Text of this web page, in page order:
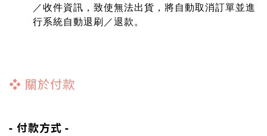
／收件資訊，致使無法出貨，將自動取消訂單並進
行系統自動退刷／退款。
❖ 關於付款
- 付款方式 -